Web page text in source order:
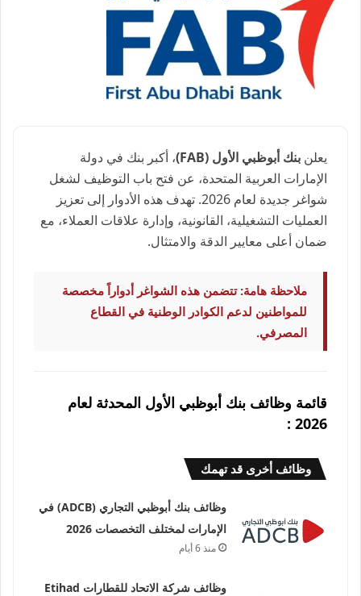
يعلن بنك أبوظبي الأول (FAB)
، أكبر بنك في دولة
الإمارات العربية المتحدة، عن فتح باب التوظيف لشغل
شواغر جديدة لعام 2026. تهدف هذه الأدوار إلى تعزيز
العمليات التشغيلية، القانونية، وإدارة علاقات العملاء، مع
ضمان أعلى معايير الدقة والامتثال.
ملاحظة هامة: تتضمن هذه الشواغر أدواراً مخصصة
للمواطنين لدعم الكوادر الوطنية في القطاع
المصرفي.
قائمة وظائف بنك أبوظبي الأول المحدثة لعام
2026 :
وظائف أخرى قد تهمك
وظائف بنك أبوظبي التجاري (ADCB) في
الإمارات لمختلف التخصصات 2026
منذ 6 أيام
وظائف شركة الاتحاد للقطارات Etihad